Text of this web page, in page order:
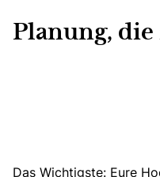
Planung, die
Das Wichtigste: Eure